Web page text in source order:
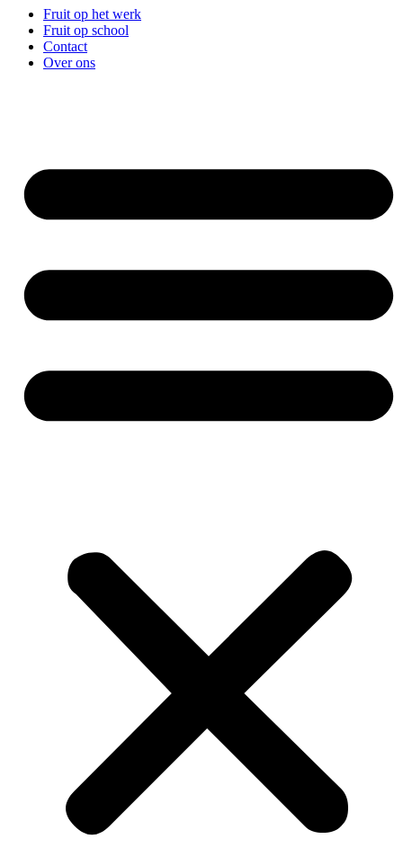
Fruit op het werk
Fruit op school
Contact
Over ons